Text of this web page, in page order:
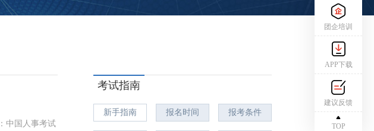
中国人事考试
考试指南
新手指南 报名时间 报考条件
团企培训
APP下载
建议反馈
TOP